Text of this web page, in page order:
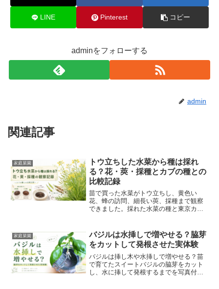
LINE Pinterest コピー
adminをフォローする
admin
関連記事
家庭菜園
トウ立ちした水菜から種は採れ
る？花・莢・採種とカブの種との
比較記録
苗で買った水菜がトウ立ちし、黄色い
花、蜂の訪問、細長い莢、採種まで観察
できました。採れた水菜の種と東京カ
家庭菜園
バジルは水挿しで増やせる？脇芽
をカットして発根させた実体験
バジルは挿し木や水挿しで増やせる？苗
で育てたスイートバジルの脇芽をカット
し、水に挿して発根するまでを写真付き